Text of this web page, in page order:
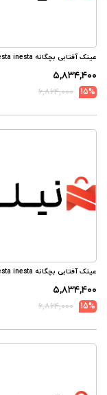
عینک آفتابی بچگانه inesta inesta
۵,۸۳۴,۴۰۰
15%
۶,۸۶۴,۰۰۰
عینک آفتابی بچگانه inesta inesta
۵,۸۳۴,۴۰۰
15%
۶,۸۶۴,۰۰۰